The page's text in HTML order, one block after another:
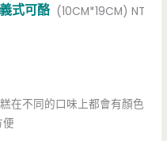
義式可酪(10CM*19CM) NT
在不同的口味上都會有顏色